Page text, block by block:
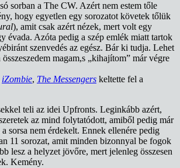
sorban a The CW. Azért nem estem tőle
hogy egyetlen egy sorozatot követek tőlük
), amit csak azért nézek, mert volt egy
évada. Azóta pedig a szép emlék miatt tartok
szenvedés az egész. Bár ki tudja. Lehet
magam,s „kihajítom” már végre
iZombie, The Messengers keltette fel a
teli az idei Upfronts. Leginkább azért,
az mind folytatódott, amiből pedig már
sorsa nem érdekelt. Ennek ellenére pedig
11 sorozat, amit minden bizonnyal be fogok
lesz a helyzet jövőre, mert jelenleg összesen
Kemény.